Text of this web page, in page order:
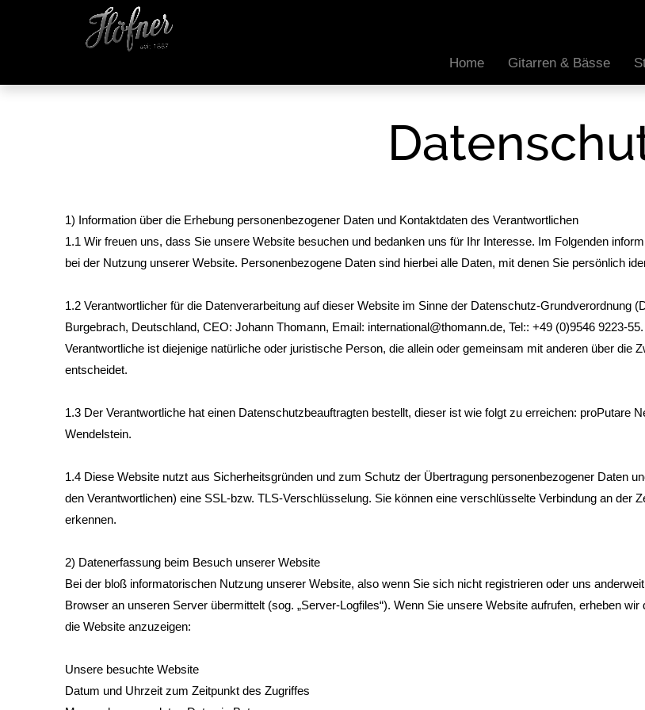
Home Gitarren & Bässe
1) Information über die Erhebung personenbezogener Daten und Kontaktdaten des Verantwortlichen
1.1 Wir freuen uns, dass Sie unsere Website besuchen und bedanken uns für Ihr Interesse. Im Folgenden
bei der Nutzung unserer Website. Personenbezogene Daten sind hierbei alle Daten, mit denen Sie persönlich
1.2 Verantwortlicher für die Datenverarbeitung auf dieser Website im Sinne der Datenschutz-
Burgebrach, Deutschland, CEO: Johann Thomann, Email: international@thomann.de, Tel:: +49 (0)9546 9223-
Verantwortliche ist diejenige natürliche oder juristische Person, die allein oder gemeinsam mit anderen über die
entscheidet.
1.3 Der Verantwortliche hat einen Datenschutzbeauftragten bestellt, dieser ist wie folgt zu erreichen: proPutare
Wendelstein.
1.4 Diese Website nutzt aus Sicherheitsgründen und zum Schutz der Übertragung personenbezogener Daten
den Verantwortlichen) eine SSL-bzw. TLS-Verschlüsselung. Sie können eine verschlüsselte Verbindung an der
erkennen.
2) Datenerfassung beim Besuch unserer Website
Bei der bloß informatorischen Nutzung unserer Website, also wenn Sie sich nicht registrieren oder uns
Browser an unseren Server übermittelt (sog. „Server-Logfiles“). Wenn Sie unsere Website aufrufen, erheben
die Website anzuzeigen:
Unsere besuchte Website
Datum und Uhrzeit zum Zeitpunkt des Zugriffes